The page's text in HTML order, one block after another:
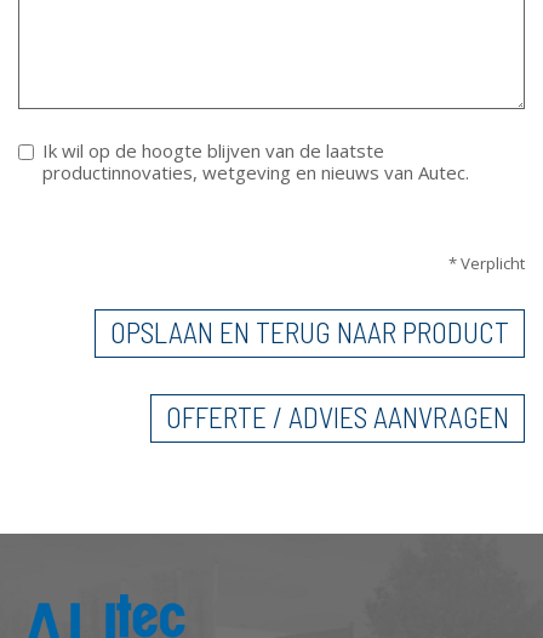
Ik wil op de hoogte blijven van de laatste
productinnovaties, wetgeving en nieuws van Autec.
* Verplicht
OPSLAAN EN TERUG NAAR PRODUCT
OFFERTE / ADVIES AANVRAGEN